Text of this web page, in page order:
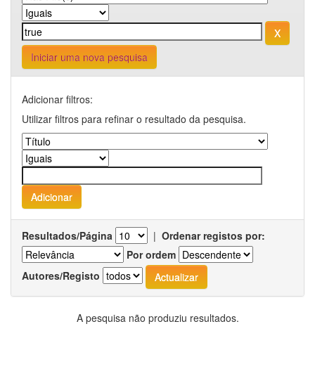
Iniciar uma nova pesquisa
Adicionar filtros:
Utilizar filtros para refinar o resultado da pesquisa.
Resultados/Página | Ordenar registos por:
Por ordem
Autores/Registo
A pesquisa não produziu resultados.